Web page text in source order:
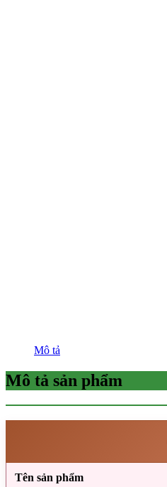
Mô tả
Mô tả sản phẩm
Tên sản phẩm